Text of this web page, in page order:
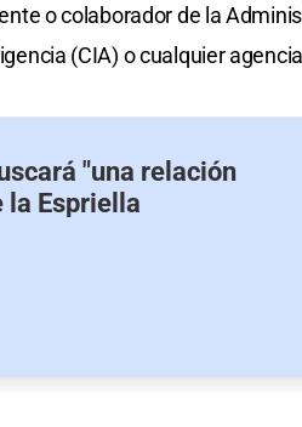
o colaborador de la
(CIA) o cualquier
"una relación
la Espriella